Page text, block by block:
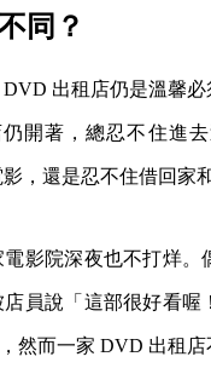
同？
出租店仍是溫馨
開著，總忍不住進
，還是忍不住借回家
影院深夜也不打烊。
員說「這部很好看
然而一家 DVD 出租